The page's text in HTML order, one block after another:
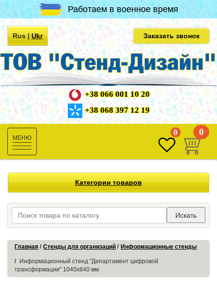
Работаем в военное время
Rus|Ukr Заказать звонок
+38 066 001 10 20
+38 068 397 12 19
Toggle
navigation
0 0
Категории товаров
Искать
Главная Стенды для организаций Информационные стенды
Информационный стенд "Департамент цифровой
трансформации" 1040х840 мм